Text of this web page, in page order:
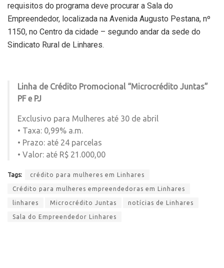
requisitos do programa deve procurar a Sala do
Empreendedor, localizada na Avenida Augusto Pestana, nº
1150, no Centro da cidade – segundo andar da sede do
Sindicato Rural de Linhares.
Linha de Crédito Promocional “Microcrédito Juntas”
PF e PJ
Exclusivo para Mulheres até 30 de abril
• Taxa: 0,99% a.m.
• Prazo: até 24 parcelas
• Valor: até R$ 21.000,00
Tags: crédito para mulheres em Linhares
Crédito para mulheres empreendedoras em Linhares
linhares Microcrédito Juntas notícias de Linhares
Sala do Empreendedor Linhares